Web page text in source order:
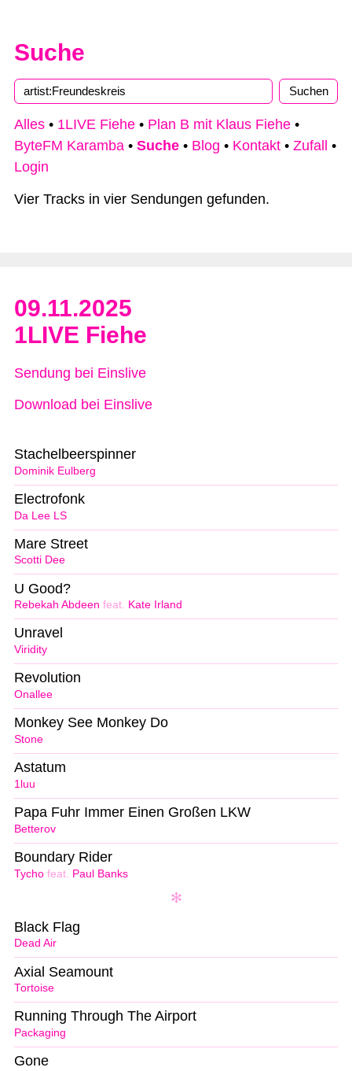
Suche
Alles • 1LIVE Fiehe • Plan B mit Klaus Fiehe •
ByteFM Karamba • Suche • Blog • Kontakt • Zufall
•
Login
Vier Tracks in vier Sendungen gefunden.
09.11.2025
1LIVE Fiehe
Sendung bei Einslive
Download bei Einslive
Dominik Eulberg
Stachelbeerspinner
Da Lee LS
Electrofonk
Scotti Dee
Mare Street
Rebekah Abdeen feat. Kate Irland
U Good?
Viridity
Unravel
Onallee
Revolution
Stone
Monkey See Monkey Do
1luu
Astatum
Betterov
Papa Fuhr Immer Einen Großen LKW
Tycho feat. Paul Banks
Boundary Rider
Dead Air
Black Flag
Tortoise
Axial Seamount
Packaging
Running Through The Airport
Gone